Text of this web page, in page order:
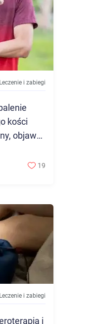
i zabiegi
kości
objawy i
19
i zabiegi
i